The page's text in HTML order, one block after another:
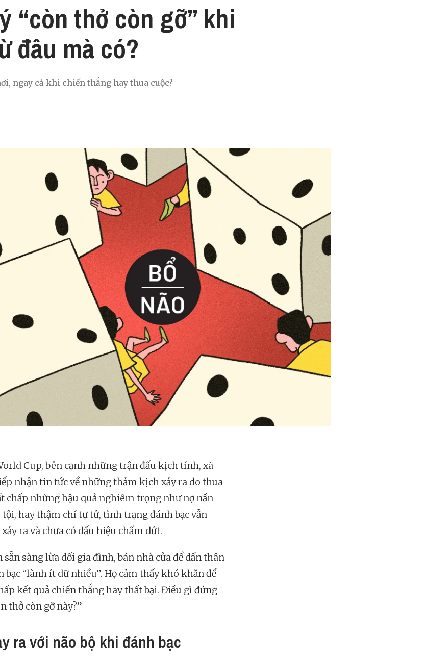
“còn thở còn gỡ” khi
đâu mà có?
ngay cả khi chiến thắng hay thua cuộc?
Cup, bên cạnh những trận đấu kịch tính, xã
nhận tin tức về những thảm kịch xảy ra do thua
chấp những hậu quả nghiêm trọng như nợ nần
tội, hay thậm chí tự tử, tình trạng đánh bạc vẫn
ra và chưa có dấu hiệu chấm dứt.
sẵn sàng lừa dối gia đình, bán nhà cửa để dấn thân
bạc “lành ít dữ nhiều”. Họ cảm thấy khó khăn để
kết quả chiến thắng hay thất bại. Điều gì đứng
thở còn gỡ này?”
ra với não bộ khi đánh bạc